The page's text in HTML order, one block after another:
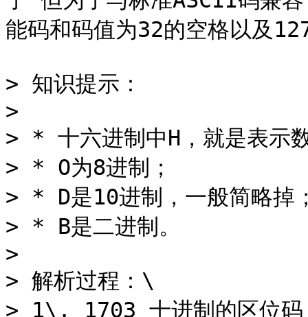
能码和码值为32的空格以及
> 知识提示：
>
> * 十六进制中H，就是表示
> * O为8进制；
> * D是10进制，一般简略掉
> * B是二进制。
>
> 解析过程：\
> 1\. 1703 十进制的区位码